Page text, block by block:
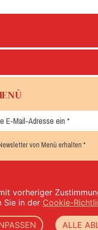
von Menù erhalten *
vorheriger
Sie in der Cookie-
ALLE